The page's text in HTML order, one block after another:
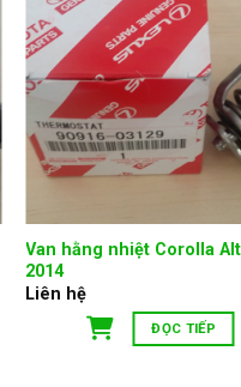
Van hằng nhiệt Corolla
2014
Liên hệ
ĐỌC TIẾP